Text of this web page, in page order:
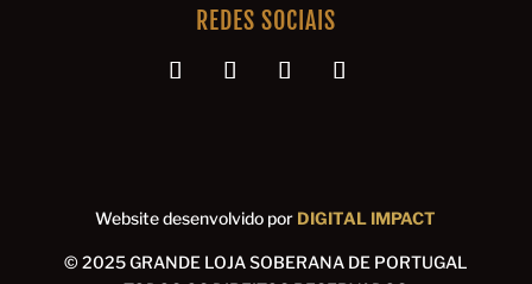
REDES SOCIAIS
Website desenvolvido por DIGITAL IMPACT
© 2025 GRANDE LOJA SOBERANA DE PORTUGAL